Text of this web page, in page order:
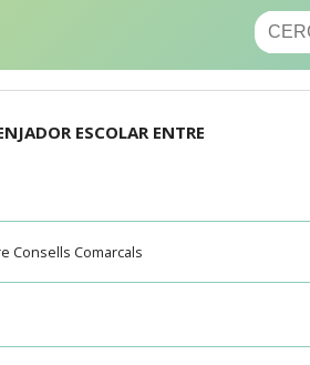
ESCOLAR ENTRE
Consells Comarcals